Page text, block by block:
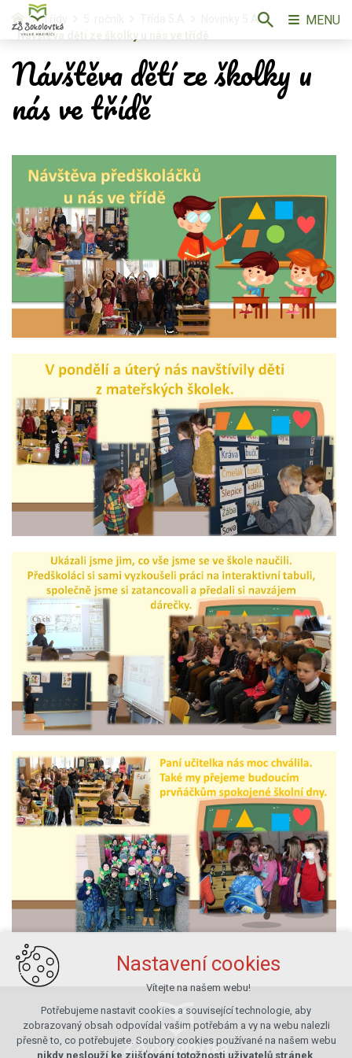
Třídy
Novinky 5.A
Návštěva dětí ze školky u nás ve třídě
Návštěva dětí ze školky u
nás ve třídě
MENU
Nastavení cookies
Vítejte na našem webu!
Potřebujeme nastavit cookies a související technologie, aby
zobrazovaný obsah odpovídal vašim potřebám a vy na webu nalezli
přesně to, co potřebujete. Soubory cookies používané na našem webu
nikdy neslouží ke zjišťování totožnosti uživatelů stránek